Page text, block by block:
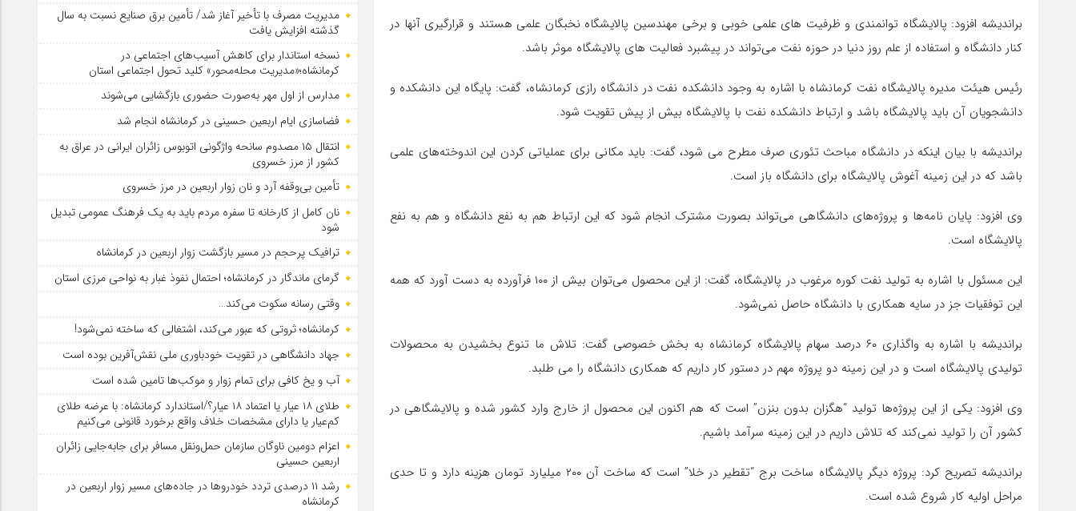
براندیشه افزود: پالایشگاه توانمندی و ظرفیت های علمی خوبی و برخی مهندسین پالایشگاه نخبگان علمی هستند و قرارگیری آنها در
کنار دانشگاه و استفاده از علم روز دنیا در حوزه نفت می‌تواند در پیشبرد فعالیت های پالایشگاه موثر باشد.
رئیس هیئت مدیره پالایشگاه نفت کرمانشاه با اشاره به وجود دانشکده نفت در دانشگاه رازی کرمانشاه، گفت: پایگاه این دانشکده و
دانشجویان آن باید پالایشگاه باشد و ارتباط دانشکده نفت با پالایشگاه بیش از پیش تقویت شود.
براندیشه با بیان اینکه در دانشگاه مباحث تئوری صرف مطرح می شود، گفت: باید مکانی برای عملیاتی کردن این اندوخته‌های علمی
باشد که در این زمینه آغوش پالایشگاه برای دانشگاه باز است.
وی افزود: پایان نامه‌ها و پروژه‌های دانشگاهی می‌تواند بصورت مشترک انجام شود که این ارتباط هم به نفع دانشگاه و هم به نفع
پالایشگاه است.
این مسئول با اشاره به تولید نفت کوره مرغوب در پالایشگاه، گفت: از این محصول می‌توان بیش از ۱۰۰ فرآورده به دست آورد که همه
این توفقیات جز در سایه همکاری با دانشگاه حاصل نمی‌شود.
براندیشه با اشاره به واگذاری ۶۰ درصد سهام پالایشگاه کرمانشاه به بخش خصوصی گفت: تلاش ما تنوع بخشیدن به محصولات
تولیدی پالایشگاه است و در این زمینه دو پروژه مهم در دستور کار داریم که همکاری دانشگاه را می طلبد.
وی افزود: یکی از این پروژه‌ها تولید “هگزان بدون بنزن” است که هم اکنون این محصول از خارج وارد کشور شده و پالایشگاهی در
کشور آن را تولید نمی‌کند که تلاش داریم در این زمینه سرآمد باشیم.
براندیشه تصریح کرد: پروژه دیگر پالایشگاه ساخت برج “تقطیر در خلا” است که ساخت آن ۲۰۰ میلیارد تومان هزینه دارد و تا حدی
مراحل اولیه کار شروع شده است.
مدیریت مصرف با تأخیر آغاز شد/ تأمین برق صنایع نسبت به سال
گذشته افزایش یافت
نسخه استاندار برای کاهش آسیب‌های اجتماعی در
کرمانشاه؛«مدیریت محله‌محور» کلید تحول اجتماعی استان
مدارس از اول مهر به‌صورت حضوری بازگشایی می‌شوند
فضاسازی ایام اربعین حسینی در کرمانشاه انجام شد
انتقال ۱۵ مصدوم سانحه واژگونی اتوبوس زائران ایرانی در عراق به
کشور از مرز خسروی
تأمین بی‌وقفه آرد و نان زوار اربعین در مرز خسروی
نان کامل از کارخانه تا سفره مردم باید به یک فرهنگ عمومی تبدیل
شود
ترافیک پرحجم در مسیر بازگشت زوار اربعین در کرمانشاه
گرمای ماندگار در کرمانشاه؛ احتمال نفوذ غبار به نواحی مرزی استان
وقتی رسانه سکوت می‌کند…
کرمانشاه؛ ثروتی که عبور می‌کند، اشتغالی که ساخته نمی‌شود!
جهاد دانشگاهی در تقویت خودباوری ملی نقش‌آفرین بوده است
آب و یخ کافی برای تمام زوار و موکب‌ها تامین شده است
طلای ۱۸ عیار یا اعتماد ۱۸ عیار؟/استاندارد کرمانشاه: با عرضه طلای
کم‌عیار یا دارای مشخصات خلاف واقع برخورد قانونی می‌کنیم
اعزام دومین ناوگان سازمان حمل‌ونقل مسافر برای جابه‌جایی زائران
اربعین حسینی
رشد ۱۱ درصدی تردد خودروها در جاده‌های مسیر زوار اربعین در
کرمانشاه